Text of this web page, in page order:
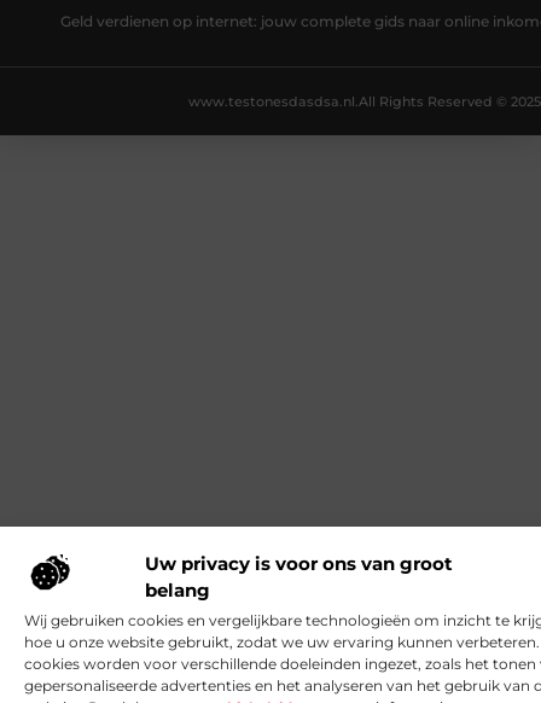
Uw privacy is voor ons van groot
belang
Wij gebruiken cookies en vergelijkbare technologieën om inzicht te
hoe u onze website gebruikt, zodat we uw ervaring kunnen verbeteren.
cookies worden voor verschillende doeleinden ingezet, zoals het tonen
gepersonaliseerde advertenties en het analyseren van het gebruik van
Geld verdienen op internet: jouw complete gids naar online
All Rights Reserved © 2025
www.testonesdasdsa.nl.